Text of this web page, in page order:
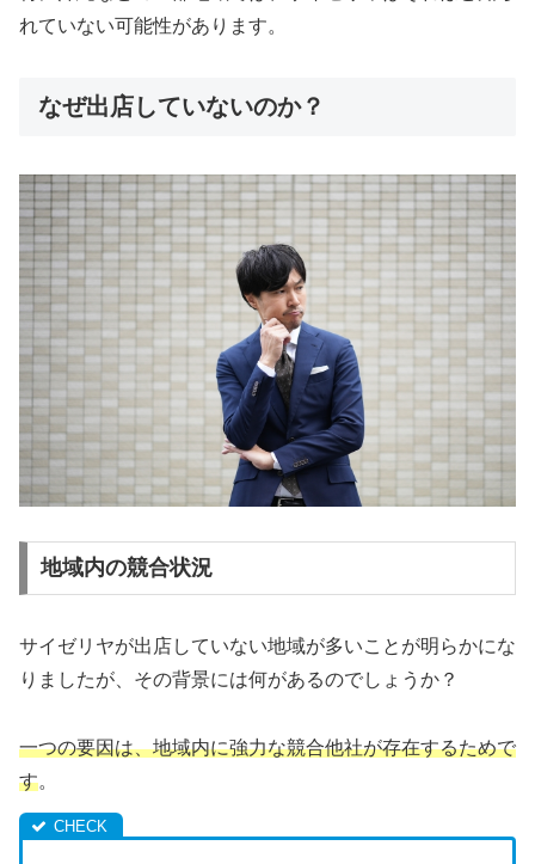
れていない可能性があります。
なぜ出店していないのか？
地域内の競合状況
サイゼリヤが出店していない地域が多いことが明らかにな
りましたが、その背景には何があるのでしょうか？
一つの要因は、地域内に強力な競合他社が存在するためで
す。